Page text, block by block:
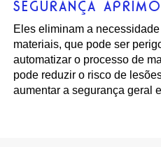
SEGURANÇA
Eles eliminam a
materiais, que pode ser
automatizar o processo de
pode reduzir o risco de
aumentar a segurança geral